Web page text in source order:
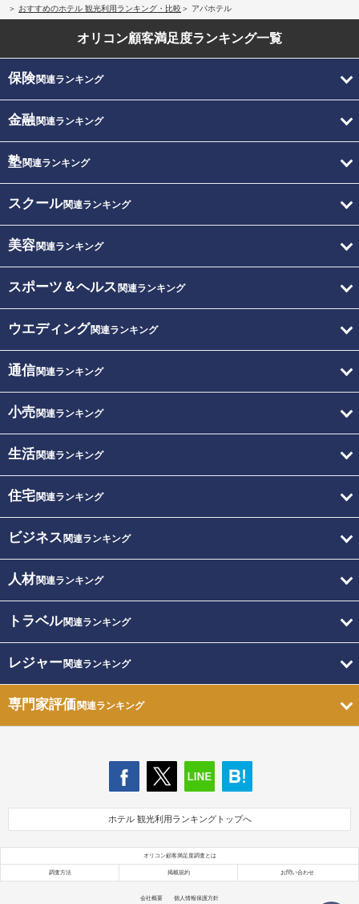
おすすめのホテル 観光利用ランキング・比較
アパホテル
オリコン顧客満足度ランキング一覧
保険関連ランキング
金融関連ランキング
塾関連ランキング
スクール関連ランキング
美容関連ランキング
スポーツ＆ヘルス 関連ランキング
ウエディング関連ランキング
通信関連ランキング
小売関連ランキング
生活関連ランキング
住宅関連ランキング
ビジネス 関連ランキング
人材関連ランキング
トラベル関連ランキング
レジャー関連ランキング
専門家評価関連ランキング
ホテル 観光利用ランキングトップへ
オリコン顧客満足度調査とは
調査方法 掲載規約 お問い合わせ
会社概要 個人情報保護方針